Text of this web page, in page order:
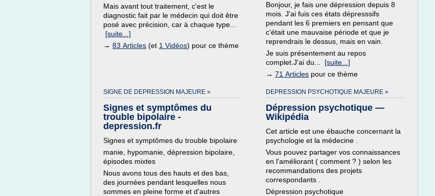
Mais avant tout traitement, c'est le
diagnostic fait par le médecin qui doit être
posé avec précision, car à chaque type...
[suite...]
→ 83 Articles (et 1 Vidéos) pour ce thème
Bonjour, je fais une dépression depuis 8
mois. J'ai fuis ces états dépresssifs
pendant les 6 premiers en pensant que
c'était une mauvaise période et que je
reprendrais le dessus, mais en vain.
Je suis présentement au repos
complet.J'ai du... [suite...]
→ 71 Articles pour ce thème
SIGNE DE DEPRESSION MAJEURE »
Signes et symptômes du
trouble bipolaire -
depression.fr
Signes et symptômes du trouble bipolaire
manie, hypomanie, dépression bipolaire,
épisodes mixtes
Nous avons tous des hauts et des bas,
des journées pendant lesquelles nous
sommes en pleine forme et d'autres
DEPRESSION PSYCHOTIQUE MAJEURE »
Dépression psychotique —
Wikipédia
Cet article est une ébauche concernant la
psychologie et la médecine .
Vous pouvez partager vos connaissances
en l'améliorant ( comment ? ) selon les
recommandations des projets
correspondants .
Dépression psychotique